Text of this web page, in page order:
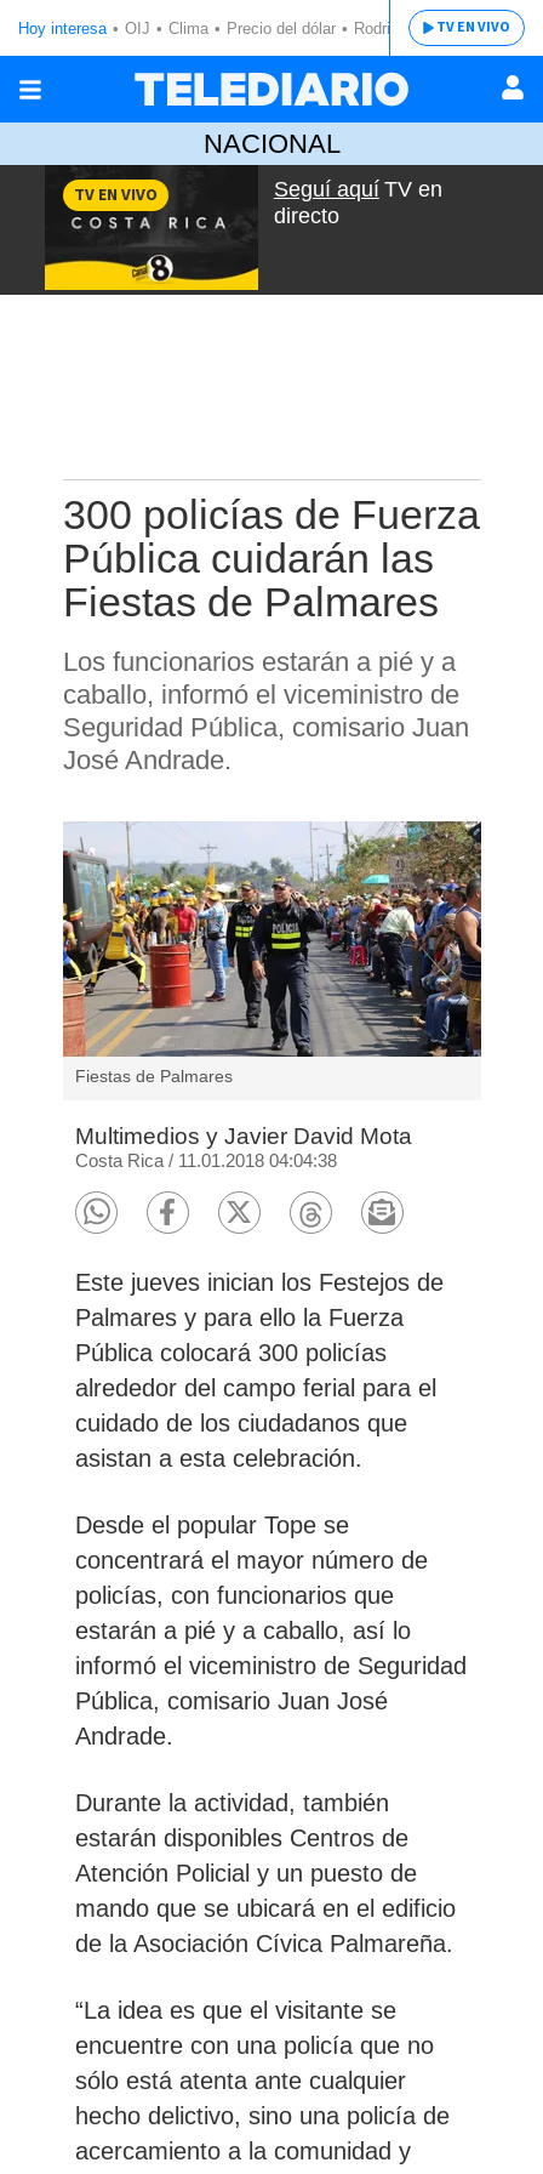
Hoy interesa OIJ Clima Precio del dólar Rodrigo ChavesTV EN VIVO
NACIONAL
Seguí aquí TV en
directo
TV EN VIVO
300 policías de Fuerza
Pública cuidarán las
Fiestas de Palmares
Los funcionarios estarán a pié y a
caballo, informó el viceministro de
Seguridad Pública, comisario Juan
José Andrade.
Fiestas de Palmares
Multimedios y Javier David Mota
Costa Rica/ 11.01.2018 04:04:38
Este jueves inician los Festejos de
Palmares y para ello la Fuerza
Pública colocará 300 policías
alrededor del campo ferial para el
cuidado de los ciudadanos que
asistan a esta celebración.
Desde el popular Tope se
concentrará el mayor número de
policías, con funcionarios que
estarán a pié y a caballo, así lo
informó el viceministro de Seguridad
Pública, comisario Juan José
Andrade.
Durante la actividad, también
estarán disponibles Centros de
Atención Policial y un puesto de
mando que se ubicará en el edificio
de la Asociación Cívica Palmareña.
“La idea es que el visitante se
encuentre con una policía que no
sólo está atenta ante cualquier
hecho delictivo, sino una policía de
acercamiento a la comunidad y